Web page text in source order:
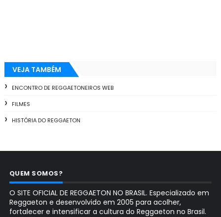
VEJA TAMBÉM
ENCONTRO DE REGGAETONEIROS WEB
FILMES
HISTÓRIA DO REGGAETON
QUEM SOMOS?
O SITE OFICIAL DE REGGAETON NO BRASIL. Especializado em
Reggaeton e desenvolvido em 2005 para acolher,
fortalecer e intensificar a cultura do Reggaeton no Brasil.